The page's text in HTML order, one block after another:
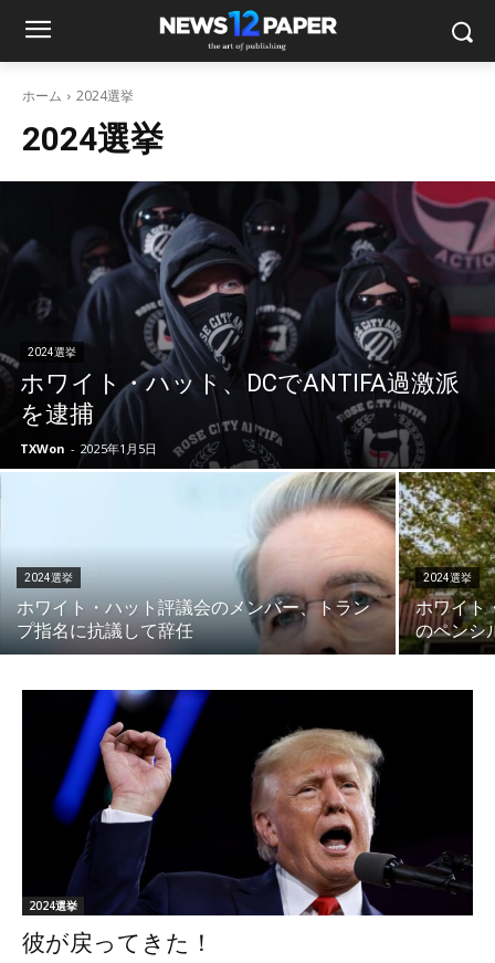
ホーム 2024選挙
2024選挙
2024選挙
ホワイト・ハット、DCでANTIFA過激派
を逮捕
TXWon - 2025年1月5日
2024選挙
ホワイト・ハット評議会のメンバー、トラン
プ指名に抗議して辞任
2024選挙
ホワイト
のペンシ
2024選挙
彼が戻ってきた！